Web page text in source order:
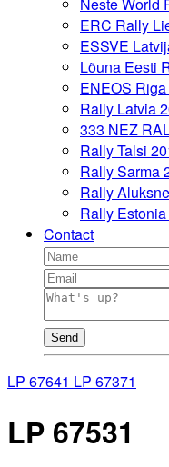
ERC Rally
ESSVE
Lõuna Eesti
ENEOS
Rally Latvia
333 NEZ
Rally Talsi
Rally Sarma
Rally
Rally
Contact
Send
LP 67641 LP 67371
LP 67531